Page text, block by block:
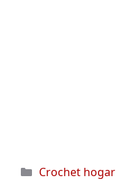
Categorías
Crochet hogar